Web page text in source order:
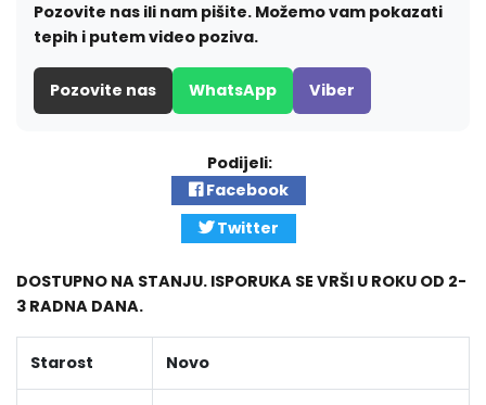
Pozovite nas ili nam pišite. Možemo vam pokazati
tepih i putem video poziva.
Pozovite nas WhatsApp Viber
Podijeli:
Facebook
Twitter
DOSTUPNO NA STANJU. ISPORUKA SE VRŠI U ROKU OD 2-
3 RADNA DANA.
Starost Novo